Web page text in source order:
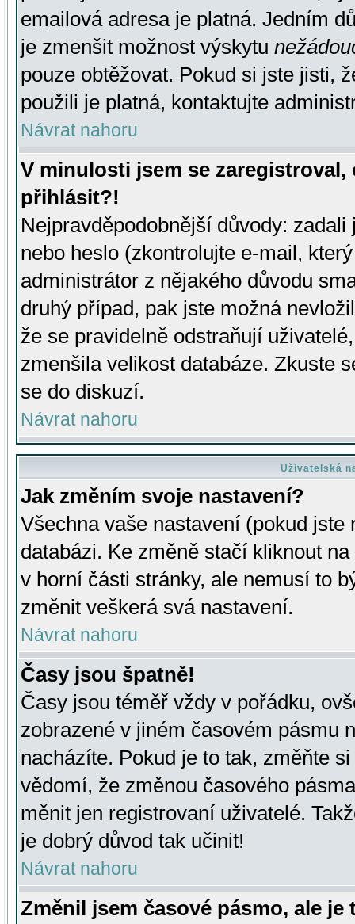
emailová adresa je platná. Jedním
je zmenšit možnost výskytu
pouze obtěžovat. Pokud si jste jisti,
použili je platná, kontaktujte
Návrat nahoru
V minulosti jsem se
přihlásit?!
Nejpravděpodobnější důvody:
nebo heslo (zkontrolujte e-mail,
administrátor z nějakého důvodu
druhý případ, pak jste možná
že se pravidelně odstraňují
zmenšila velikost databáze. Zkuste
se do diskuzí.
Návrat nahoru
Uživatelská
Jak změním svoje nastavení?
Všechna vaše nastavení (pokud
databázi. Ke změně stačí kliknout
v horní části stránky, ale nemusí to
změnit veškerá svá nastavení.
Návrat nahoru
Časy jsou špatně!
Časy jsou téměř vždy v pořádku,
zobrazené v jiném časovém pásmu
nacházíte. Pokud je to tak, změňte
vědomí, že změnou časového
měnit jen registrovaní uživatelé.
je dobrý důvod tak učinit!
Návrat nahoru
Změnil jsem časové pásmo, ale je